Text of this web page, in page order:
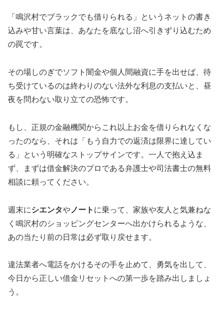
「鳴沢村でブラックでも借りられる」というネットの書き
込みや甘い言葉は、あなたを底なし沼へ引きずり込むため
の罠です。
その場しのぎでソフト闇金や個人間融資に手を出せば、待
ち受けているのは終わりのない法外な利息の支払いと、昼
夜を問わない取り立ての恐怖です。
もし、正規の金融機関からこれ以上お金を借りられなくな
ったのなら、それは「もう自力での返済は限界に達してい
る」という明確なストップサインです。一人で抱え込ま
ず、まずは借金解決のプロである弁護士や司法書士の無料
相談に頼ってください。
週末にシエンタや ノート に乗って、家族や友人と気兼ねな
く鳴沢村のショッピングセンターへ出かけられるような、
あの当たり前の日常は必ず取り戻せます。
違法業者へ電話をかけるその手を止めて、勇気を出して、
今日から正しい借金リセットへの第一歩を踏み出しましょ
う。